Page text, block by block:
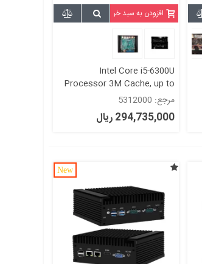
افزودن به سبد خرید
Intel Core i5-6300U
Processor 3M Cache, up to
2.80 GHz-بدون فن-مدلkc5312
مرجع: 5312000
294,735,000 ریال
New